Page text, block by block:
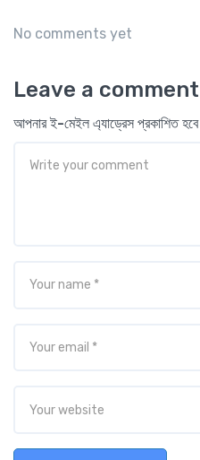
No comments yet
Leave a comment
আপনার ই-মেইল এ্যাড্রেস প্রকাশিত